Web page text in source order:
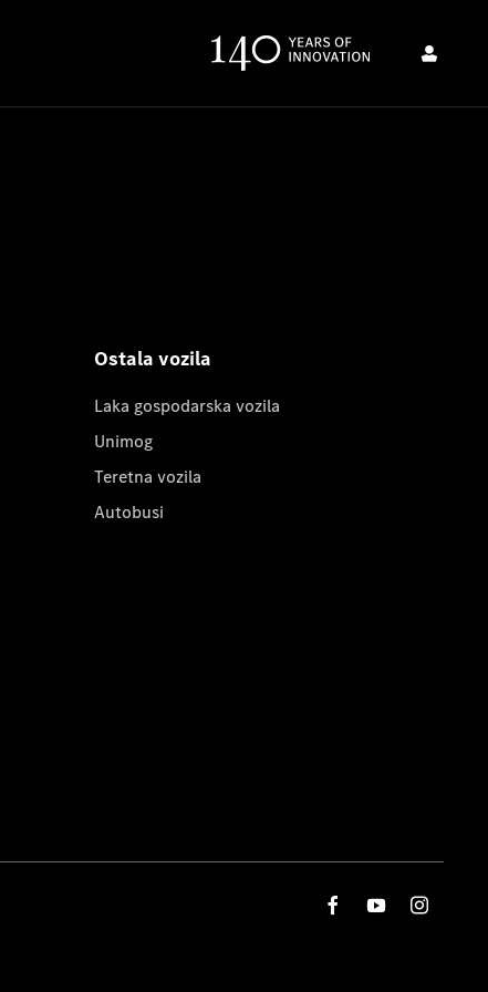
Ostala vozila
Laka gospodarska vozila
Unimog
Teretna vozila
Autobusi